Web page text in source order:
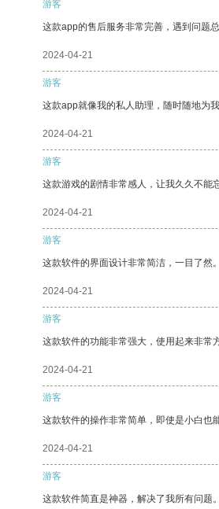
游客
这款app的售后服务非常完善，遇到问题
2024-04-21
游客
这款app就像我的私人助理，随时随地为我
2024-04-21
游客
这款游戏的剧情非常感人，让我久久不能
2024-04-21
游客
这款软件的界面设计非常简洁，一目了然。
2024-04-21
游客
这款软件的功能非常强大，使用起来非常
2024-04-21
游客
这款软件的操作非常简单，即使是小白也
2024-04-21
游客
这款软件简直是神器，解决了我所有问题。